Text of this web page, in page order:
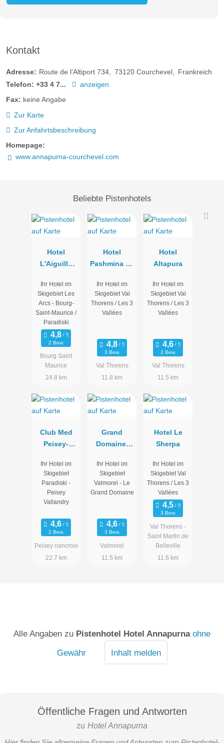
Kontakt
Adresse: Route de l’Altiport 734 73120 Courchevel
Frankreich
Telefon: +33 4 7...
anzeigen
Fax: keine Angabe
Zur Karte
Zur Anfahrtsbeschreibung
Homepage:
www.annapurna-courchevel.com
Beliebte Pistenhotels
Hotel
L'Aiguille
Ihr Hotel im
Skigebiet Les
Arcs - Bourg-
Saint-Maurice /
Paradiski
2 Bew.
Bourg Saint
Maurice
24.8 km
Hotel
Pashmina Le
Ihr Hotel im
Skigebiet Val
Thorens / Les 3
Vallées
3 Bew.
Val Thorens
11.8 km
Hotel
Altapura
Ihr Hotel im
Skigebiet Val
Thorens / Les 3
Vallées
2 Bew.
Val Thorens
11.5 km
Club Med
Peisey-
Ihr Hotel im
Skigebiet
Paradiski -
Peisey
Vallandry
2 Bew.
Peisey nancroix
22.7 km
Grand
Domaine-
Valmorel
Ihr Hotel im
Skigebiet
Valmorel - Le
Grand Domaine
3 Bew.
Valmorel
11.5 km
Hotel Le
Sherpa
Ihr Hotel im
Skigebiet Val
Thorens / Les 3
Vallées
3 Bew.
Val Thorens -
Saint Martin de
Belleville
11.6 km
Alle Angaben zu Pistenhotel Hotel Annapurna ohne
Gewähr
Inhalt melden
Öffentliche Fragen und Antworten
zu Hotel Annapurna